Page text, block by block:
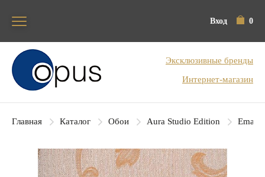
Вход 0
Блок поиска
Эксклюзивные бренды
Интернет-магазин
Главная Каталог Обои Aura Studio Edition